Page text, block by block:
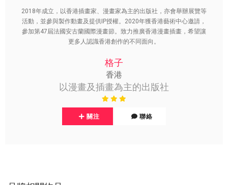
2018年成立，以香港插畫家、漫畫家為主的出版社，亦會舉辦展覽等
活動，並參與製作動畫及提供IP授權。2020年獲香港藝術中心邀請，
參加第47屆法國安古蘭國際漫畫節。致力推廣香港漫畫插畫，希望讓
更多人認識香港創作的不同面向。
格子
香港
以漫畫及插畫為主的出版社
關注 聯絡